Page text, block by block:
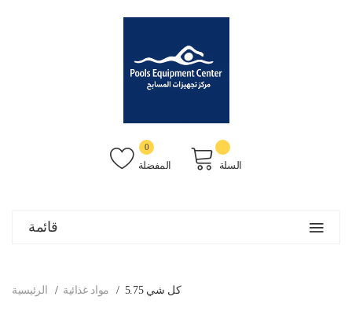
المفضلة
0
السلة
قائمة
الرئيسية مواد غذائية كل شي 5.75